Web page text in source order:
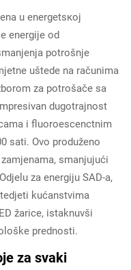
u energetsкој
energije od
potrošnje
uštede na računima
za potrošače sa
dugotrajnost
i fluoroescenctnim
sati. Ovo produženo
smanjujući
za energiju SAD-a,
kućanstvima
žarice, istaknuvši
prednosti.
za svaki